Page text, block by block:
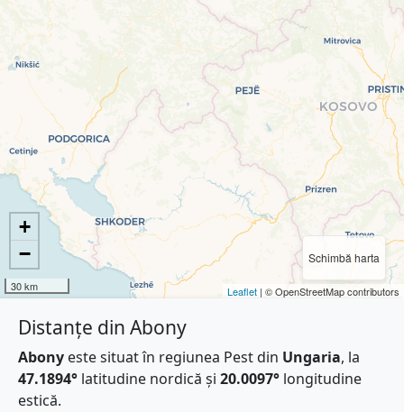
Schimbă harta
+
−
30 km Leaflet | © OpenStreetMap contributors
Distanțe din Abony
Abony este situat în regiunea Pest din Ungaria, la
47.1894° latitudine nordică și 20.0097° longitudine
estică.